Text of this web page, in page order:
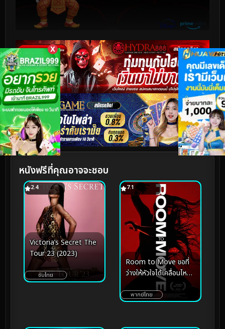
X
หนังฟรีที่คุณอาจจะชอบ
2.4
Victoria’s Secret The
Tour 23 (2023)
ซับไทย
7.1
Room to Move ขอที่
ว่างให้หัวใจได้เคลื่อนไหว
(2025)
พากย์ไทย